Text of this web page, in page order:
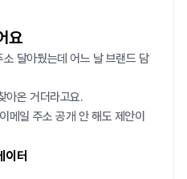
요
달아뒀는데 어느 날 브랜드 담
아온 거더라고요.
메일 주소 공개 안 해도 제안이
이터